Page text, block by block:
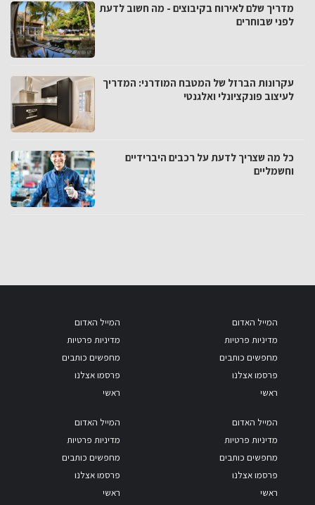
מדריך שלם לאירוח בקיבוצים - מה חשוב לדעת
לפני שבוחרים
עקרונות הברזל של המטבח המודרני: המדריך
לעיצוב פונקציונלי ואלגנטי
כל מה שצריך לדעת על רכבים היברידיים
וחשמליים
המייל האדום
מדיניות פרטיות
מחפשים כותבים
פרסמו אצלנו
ראשי
המייל האדום
מדיניות פרטיות
מחפשים כותבים
פרסמו אצלנו
ראשי
המייל האדום
מדיניות פרטיות
מחפשים כותבים
פרסמו אצלנו
ראשי
המייל האדום
מדיניות פרטיות
מחפשים כותבים
פרסמו אצלנו
ראשי